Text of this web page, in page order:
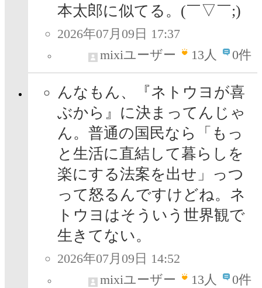
本太郎に似てる。(￣▽￣;)
2026年07月09日 17:37
mixiユーザー
13人 0件
んなもん、『ネトウヨが喜
ぶから』に決まってんじゃ
ん。普通の国民なら「もっ
と生活に直結して暮らしを
楽にする法案を出せ」っつ
って怒るんですけどね。ネ
トウヨはそういう世界観で
生きてない。
2026年07月09日 14:52
mixiユーザー
13人 0件